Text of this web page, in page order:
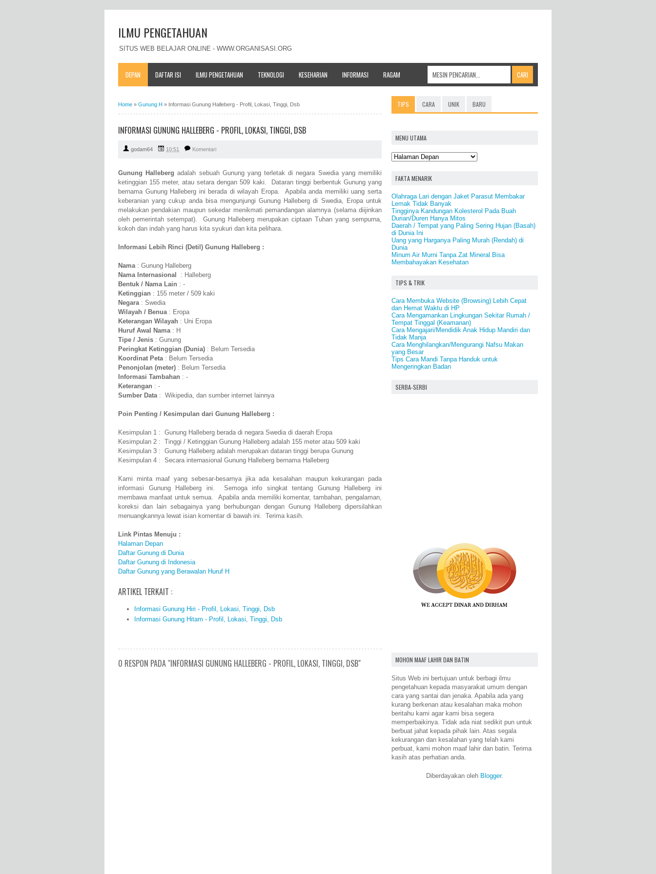
ILMU PENGETAHUAN
SITUS WEB BELAJAR ONLINE - WWW.ORGANISASI.ORG
DEPAN DAFTAR ISI ILMU PENGETAHUAN TEKNOLOGI KESEHARIAN INFORMASI RAGAM
Home » Gunung H » Informasi Gunung Halleberg - Profil, Lokasi, Tinggi, Dsb
INFORMASI GUNUNG HALLEBERG - PROFIL, LOKASI, TINGGI, DSB
godam64 10:51 Komentari
Gunung Halleberg adalah sebuah Gunung yang terletak di negara Swedia yang memiliki
ketinggian 155 meter, atau setara dengan 509 kaki. Dataran tinggi berbentuk Gunung yang
bernama Gunung Halleberg ini berada di wilayah Eropa. Apabila anda memiliki uang serta
keberanian yang cukup anda bisa mengunjungi Gunung Halleberg di Swedia, Eropa untuk
melakukan pendakian maupun sekedar menikmati pemandangan alamnya (selama diijinkan
oleh pemerintah setempat). Gunung Halleberg merupakan ciptaan Tuhan yang sempurna,
kokoh dan indah yang harus kita syukuri dan kita pelihara.
Informasi Lebih Rinci (Detil) Gunung Halleberg :
Nama: Gunung Halleberg
Nama Internasional
: Halleberg
Bentuk / Nama Lain : -
Ketinggian : 155 meter / 509 kaki
Negara: Swedia
Wilayah / Benua: Eropa
Keterangan Wilayah : Uni Eropa
Huruf Awal Nama: H
Tipe / Jenis : Gunung
Peringkat Ketinggian (Dunia) : Belum Tersedia
Koordinat Peta: Belum Tersedia
Penonjolan (meter) : Belum Tersedia
Informasi Tambahan : -
Keterangan : -
Sumber Data: Wikipedia, dan sumber internet lainnya
Poin Penting / Kesimpulan dari Gunung Halleberg :
Kesimpulan 1 : Gunung Halleberg berada di negara Swedia di daerah Eropa
Kesimpulan 2 : Tinggi / Ketinggian Gunung Halleberg adalah 155 meter atau 509 kaki
Kesimpulan 3 : Gunung Halleberg adalah merupakan dataran tinggi berupa Gunung
Kesimpulan 4 : Secara internasional Gunung Halleberg bernama Halleberg
Kami minta maaf yang sebesar-besarnya jika ada kesalahan maupun kekurangan pada
informasi Gunung Halleberg ini. Semoga info singkat tentang Gunung Halleberg ini
membawa manfaat untuk semua. Apabila anda memiliki komentar, tambahan, pengalaman,
koreksi dan lain sebagainya yang berhubungan dengan Gunung Halleberg dipersilahkan
menuangkannya lewat isian komentar di bawah ini. Terima kasih.
Link Pintas Menuju :
Halaman Depan
Daftar Gunung di Dunia
Daftar Gunung di Indonesia
Daftar Gunung yang Berawalan Huruf H
ARTIKEL TERKAIT :
Informasi Gunung Hiri - Profil, Lokasi, Tinggi, Dsb
Informasi Gunung Hitam - Profil, Lokasi, Tinggi, Dsb
0 RESPON PADA "INFORMASI GUNUNG HALLEBERG - PROFIL, LOKASI, TINGGI, DSB"
TIPS CARA UNIK BARU
MENU UTAMA
FAKTA MENARIK
Olahraga Lari dengan Jaket Parasut Membakar
Lemak Tidak Banyak
Tingginya Kandungan Kolesterol Pada Buah
Durian/Duren Hanya Mitos
Daerah / Tempat yang Paling Sering Hujan (Basah)
di Dunia Ini
Uang yang Harganya Paling Murah (Rendah) di
Dunia
Minum Air Murni Tanpa Zat Mineral Bisa
Membahayakan Kesehatan
TIPS & TRIK
Cara Membuka Website (Browsing) Lebih Cepat
dan Hemat Waktu di HP
Cara Mengamankan Lingkungan Sekitar Rumah /
Tempat Tinggal (Keamanan)
Cara Mengajari/Mendidik Anak Hidup Mandiri dan
Tidak Manja
Cara Menghilangkan/Mengurangi Nafsu Makan
yang Besar
Tips Cara Mandi Tanpa Handuk untuk
Mengeringkan Badan
SERBA-SERBI
MOHON MAAF LAHIR DAN BATIN
Situs Web ini bertujuan untuk berbagi ilmu
pengetahuan kepada masyarakat umum dengan
cara yang santai dan jenaka. Apabila ada yang
kurang berkenan atau kesalahan maka mohon
beritahu kami agar kami bisa segera
memperbaikinya. Tidak ada niat sedikit pun untuk
berbuat jahat kepada pihak lain. Atas segala
kekurangan dan kesalahan yang telah kami
perbuat, kami mohon maaf lahir dan batin. Terima
kasih atas perhatian anda.
Diberdayakan oleh Blogger.